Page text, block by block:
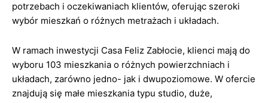
potrzebach i oczekiwaniach klientów, oferując szeroki
wybór mieszkań o różnych metrażach i układach.
W ramach inwestycji Casa Feliz Zabłocie, klienci mają do
wyboru 103 mieszkania o różnych powierzchniach i
układach, zarówno jedno- jak i dwupoziomowe. W ofercie
znajdują się małe mieszkania typu studio, duże,